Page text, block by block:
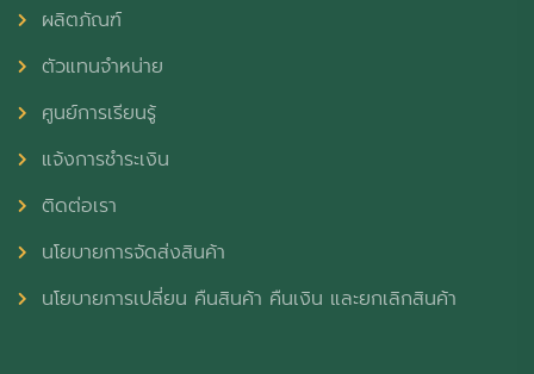
ผลิตภัณฑ์
ตัวแทนจำหน่าย
ศูนย์การเรียนรู้
แจ้งการชำระเงิน
ติดต่อเรา
นโยบายการจัดส่งสินค้า
นโยบายการเปลี่ยน คืนสินค้า คืนเงิน และยกเลิกสินค้า